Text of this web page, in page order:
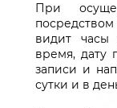
При
видит часы
время, дату
записи и
сутки и в